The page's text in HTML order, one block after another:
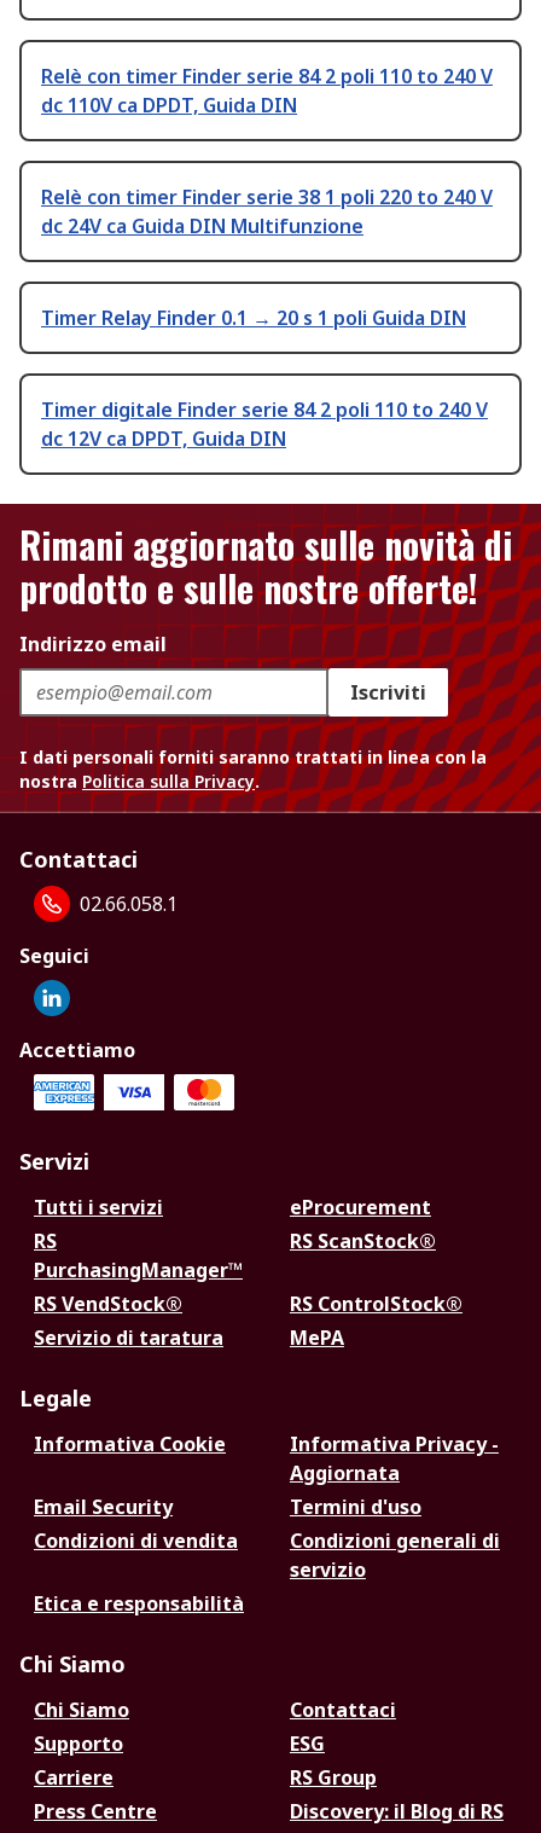
Relè con timer Finder serie 84 2 poli 110 to 240 V
dc 110V ca DPDT, Guida DIN
Relè con timer Finder serie 38 1 poli 220 to 240 V
dc 24V ca Guida DIN Multifunzione
Timer Relay Finder 0.1 → 20 s 1 poli Guida DIN
Timer digitale Finder serie 84 2 poli 110 to 240 V
dc 12V ca DPDT, Guida DIN
Rimani aggiornato sulle novità di
prodotto e sulle nostre offerte!
Indirizzo email
Iscriviti
I dati personali forniti saranno trattati in linea con la
nostra Politica sulla Privacy.
Contattaci
02.66.058.1
Seguici
Accettiamo
Servizi
Tutti i servizi
eProcurement
RS
PurchasingManager™
RS ScanStock®
RS VendStock®
RS ControlStock®
Servizio di taratura
MePA
Legale
Informativa Cookie
Informativa Privacy -
Aggiornata
Email Security
Termini d'uso
Condizioni di vendita
Condizioni generali di
servizio
Etica e responsabilità
Chi Siamo
Chi Siamo
Contattaci
Supporto
ESG
Carriere
RS Group
Press Centre
Discovery: il Blog di RS